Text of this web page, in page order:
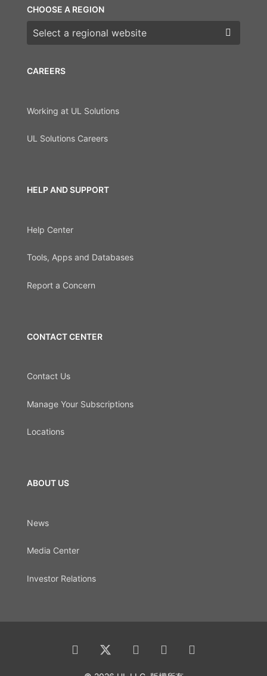
CAREERS
Working at UL Solutions
UL Solutions Careers
HELP AND SUPPORT
Help Center
Tools, Apps and Databases
Report a Concern
CONTACT CENTER
Contact Us
Manage Your Subscriptions
Locations
ABOUT US
News
Media Center
Investor Relations
CHOOSE A REGION
Choose a region